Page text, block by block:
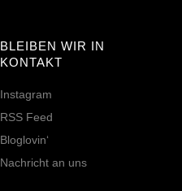
BLEIBEN WIR IN
KONTAKT
Instagram
RSS Feed
Bloglovin‘
Nachricht an uns